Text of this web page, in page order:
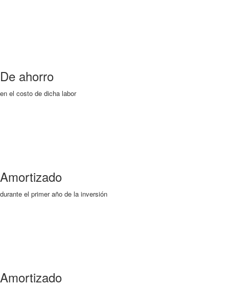
De ahorro
en el costo de dicha labor
Amortizado
durante el primer año de la inversión
Amortizado